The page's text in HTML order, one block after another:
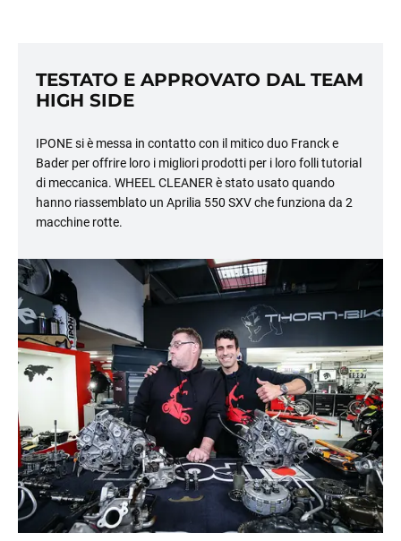
TESTATO E APPROVATO DAL TEAM
HIGH SIDE
IPONE si è messa in contatto con il mitico duo Franck e
Bader per offrire loro i migliori prodotti per i loro folli tutorial
di meccanica. WHEEL CLEANER è stato usato quando
hanno riassemblato un Aprilia 550 SXV che funziona da 2
macchine rotte.